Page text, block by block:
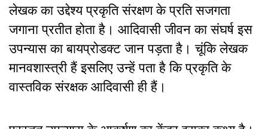
लेखक का उद्देश्य प्रकृति संरक्षण के प्रति सजगता
जगाना प्रतीत होता है। आदिवासी जीवन का संघर्ष इस
उपन्यास का बायप्रोडक्ट जान पड़ता है। चूंकि लेखक
मानवशास्त्री हैं इसलिए उन्हें पता है कि प्रकृति के
वास्तविक संरक्षक आदिवासी ही हैं।